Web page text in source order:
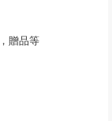
贈品等